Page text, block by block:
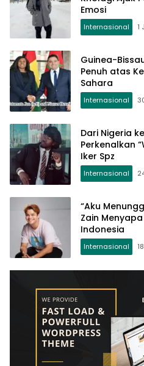
Emosi
Internasional 1
Guinea-
Penuh atas
Sahara
Internasional
Dari Nigeria
Perkenalkan
Iker Spz
Internasional
“Aku
Zain
Indonesia
Internasional